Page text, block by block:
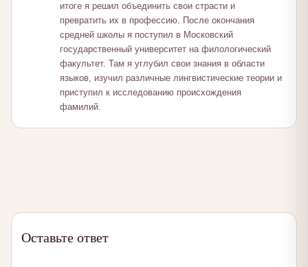
итоге я решил объединить свои страсти и
превратить их в профессию. После окончания
средней школы я поступил в Московский
государственный университет на филологический
факультет. Там я углубил свои знания в области
языков, изучил различные лингвистические теории и
приступил к исследованию происхождения
фамилий.
Оставьте ответ